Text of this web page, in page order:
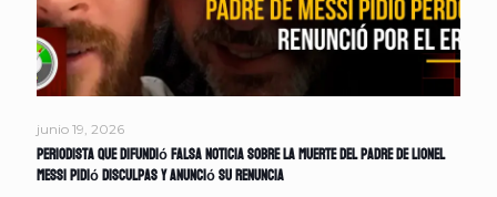
junio 19, 2026
Periodista que difundió falsa noticia sobre la muerte del padre de Lionel
Messi pidió disculpas y anunció su renuncia